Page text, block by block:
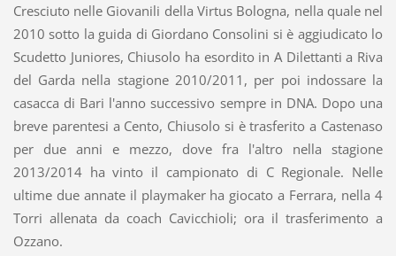
Cresciuto nelle Giovanili della Virtus Bologna, nella quale nel
2010 sotto la guida di Giordano Consolini si è aggiudicato lo
Scudetto Juniores, Chiusolo ha esordito in A Dilettanti a Riva
del Garda nella stagione 2010/2011, per poi indossare la
casacca di Bari l'anno successivo sempre in DNA. Dopo una
breve parentesi a Cento, Chiusolo si è trasferito a Castenaso
per due anni e mezzo, dove fra l'altro nella stagione
2013/2014 ha vinto il campionato di C Regionale. Nelle
ultime due annate il playmaker ha giocato a Ferrara, nella 4
Torri allenata da coach Cavicchioli; ora il trasferimento a
Ozzano.